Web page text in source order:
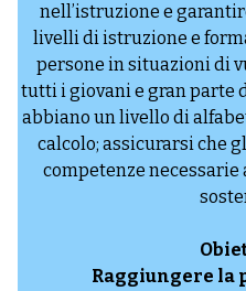
nell’istruzione e
livelli di istruzione e
persone in situazioni di
tutti i giovani e gran parte
abbiano un livello di
calcolo; assicurarsi che
competenze
Raggiungere la